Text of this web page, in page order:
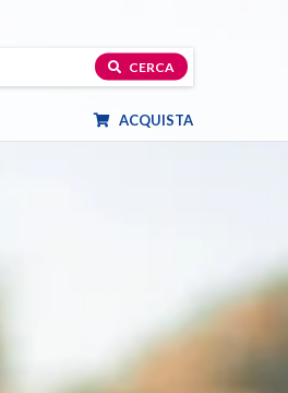
CERCA
ACQUISTA